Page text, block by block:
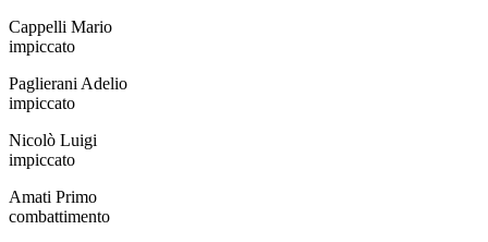
Cappelli Mario
impiccato
Paglierani Adelio
impiccato
Nicolò Luigi
impiccato
Amati Primo
combattimento